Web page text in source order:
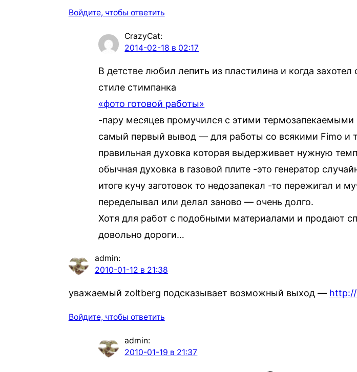
Войдите, чтобы ответить
CrazyCat:
2014-02-18 в 02:17
В детстве любил лепить из пластилина и когда захотел
стиле стимпанка
«фото готовой работы»
-пару месяцев промучился с этими
самый первый вывод — для работы со всякими Fimo и
правильная духовка которая выдерживает нужную
обычная духовка в газовой плите -это генератор
итоге кучу заготовок то недозапекал -то пережигал и
переделывал или делал заново — очень долго.
Хотя для работ с подобными материалами и продают
довольно дороги…
admin:
2010-01-12 в 21:38
уважаемый zoltberg подсказывает возможный выход —
Войдите, чтобы ответить
admin:
2010-01-19 в 21:37